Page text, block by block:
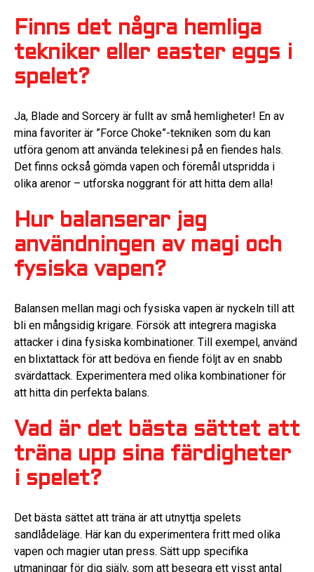
Finns det några hemliga
tekniker eller easter eggs i
spelet?
Ja, Blade and Sorcery är fullt av små hemligheter! En av
mina favoriter är ”Force Choke”-tekniken som du kan
utföra genom att använda telekinesi på en fiendes hals.
Det finns också gömda vapen och föremål utspridda i
olika arenor – utforska noggrant för att hitta dem alla!
Hur balanserar jag
användningen av magi och
fysiska vapen?
Balansen mellan magi och fysiska vapen är nyckeln till att
bli en mångsidig krigare. Försök att integrera magiska
attacker i dina fysiska kombinationer. Till exempel, använd
en blixtattack för att bedöva en fiende följt av en snabb
svärdattack. Experimentera med olika kombinationer för
att hitta din perfekta balans.
Vad är det bästa sättet att
träna upp sina färdigheter
i spelet?
Det bästa sättet att träna är att utnyttja spelets
sandlådeläge. Här kan du experimentera fritt med olika
vapen och magier utan press. Sätt upp specifika
utmaningar för dig själv, som att besegra ett visst antal